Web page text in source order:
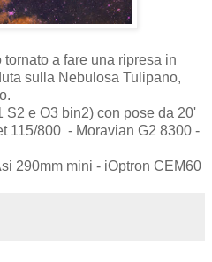
a fare una ripresa in
sulla Nebulosa Tulipano,
S2 e O3 bin2) con pose da 20'
115/800 - Moravian G2 8300 -
290mm mini - iOptron CEM60